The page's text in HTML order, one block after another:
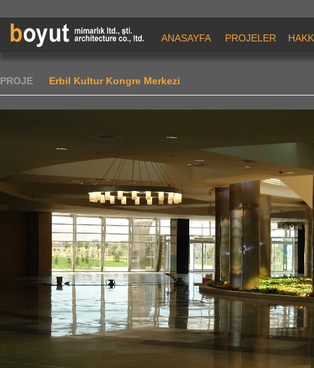
ANASAYFA PROJELER
PROJE Erbil Kultur Kongre Merkezi